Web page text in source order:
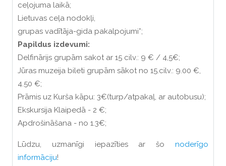
ceļojuma laikā;
Lietuvas ceļa nodokļi,
grupas vadītāja-gida pakalpojumi*;
Papildus izdevumi:
Delfinārijs grupām sakot ar 15 cilv.: 9 € / 4,5€;
Jūras muzeija bileti grupām sākot no 15.cilv.: 9.00 €,
4.50 €;
Prāmis uz Kurša kāpu: 3€(turp/atpakaļ, ar autobusu);
Ekskursija Klaipedā - 2 €;
Apdrošināšana - no 1.3€;
Lūdzu, uzmanīgi iepazīties ar šo noderīgo
informāciju!